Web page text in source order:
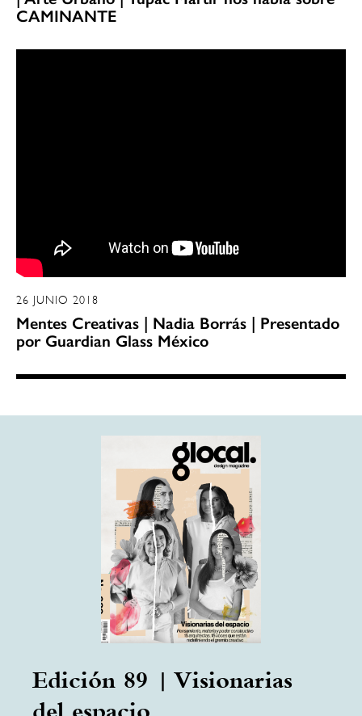
CAMINANTE
26 JUNIO 2018
Mentes Creativas | Nadia Borrás | Presentado
por Guardian Glass México
Edición 89 | Visionarias